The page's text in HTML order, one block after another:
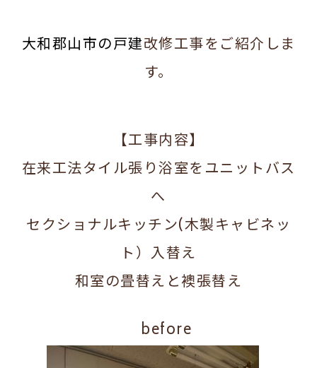
大和郡山市の戸建改修工事をご紹介しま
す。
【工事内容】
在来工法タイル張り浴室をユニットバス
へ
セクショナルキッチン(木製キャビネッ
ト）入替え
和室の畳替えと襖張替え
before